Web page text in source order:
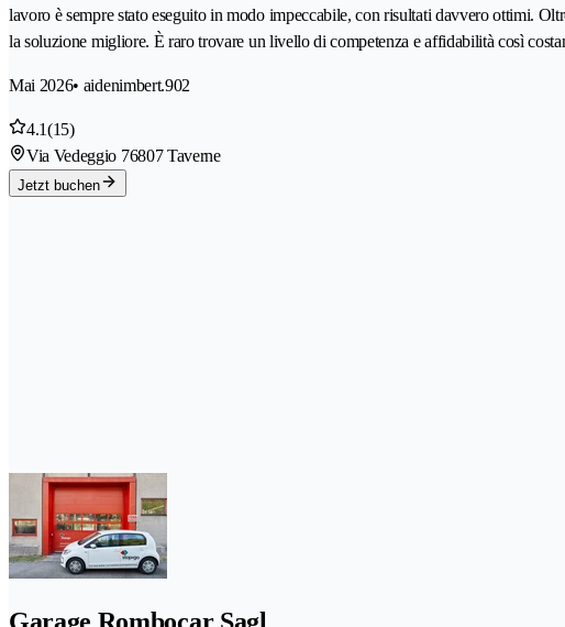
lavoro è sempre stato eseguito in modo impeccabile, con risultati davvero ottimi.
la soluzione migliore. È raro trovare un livello di competenza e affidabilità così
Mai 2026• aidenimbert.902
4.1(15)
Via Vedeggio 76807 Taverne
Jetzt buchen